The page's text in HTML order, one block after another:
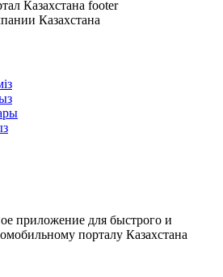
Казахстана
приложение для быстрого и
порталу Казахстана